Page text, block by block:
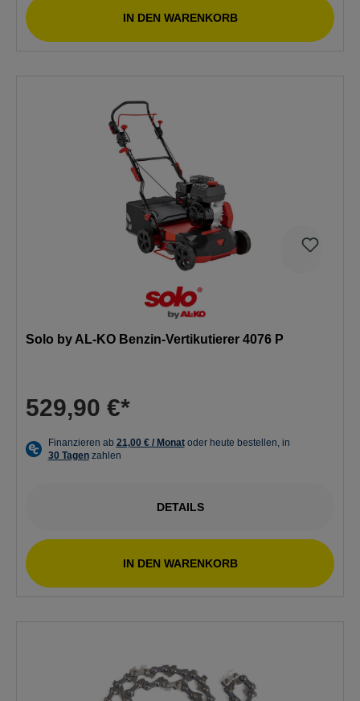
IN DEN WARENKORB
Solo by AL-KO Benzin-Vertikutierer 4076 P
529,90 €*
DETAILS
IN DEN WARENKORB